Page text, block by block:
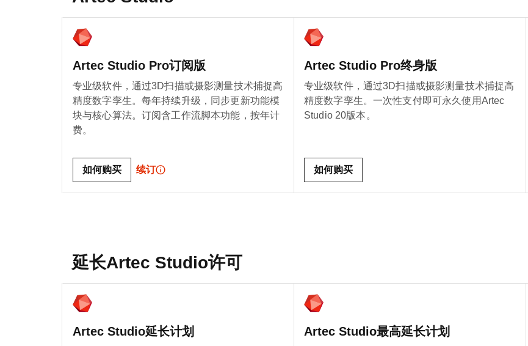
Artec Studio Pro订阅版
专业级软件，通过3D扫描或摄影测量技术捕捉高
精度数字孪生。每年持续升级，同步更新功能模
块与核心算法。订阅含工作流脚本功能，按年计
费。
如何购买 续订
Artec Studio Pro终身版
专业级软件，通过3D扫描或摄影测量技术捕捉高
精度数字孪生。一次性支付即可永久使用Artec
Studio 20版本。
如何购买
延长Artec Studio许可
Artec Studio延长计划 Artec Studio最高延长计划